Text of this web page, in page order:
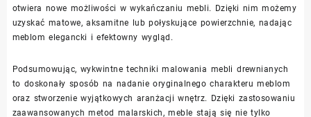
otwiera nowe możliwości w wykańczaniu mebli. Dzięki nim możemy
uzyskać matowe, aksamitne lub połyskujące powierzchnie, nadając
meblom elegancki i efektowny wygląd.
Podsumowując, wykwintne techniki malowania mebli drewnianych
to doskonały sposób na nadanie oryginalnego charakteru meblom
oraz stworzenie wyjątkowych aranżacji wnętrz. Dzięki zastosowaniu
zaawansowanych metod malarskich, meble stają się nie tylko